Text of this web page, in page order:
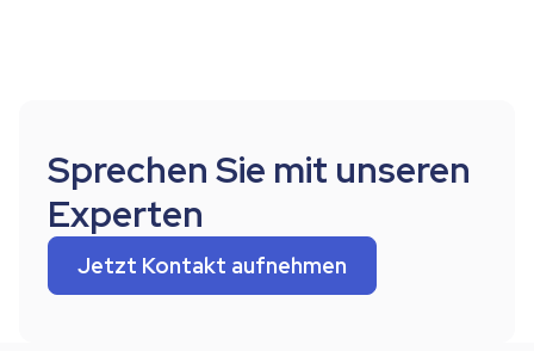
Sprechen Sie mit unseren
Experten
Jetzt Kontakt aufnehmen